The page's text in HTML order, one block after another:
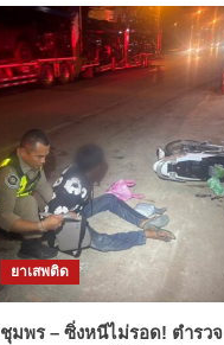
ยาเสพติด
ชุมพร – ซิ่งหนีไม่รอด! ตำรวจ